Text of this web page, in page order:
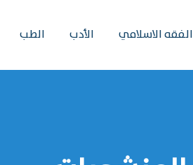
الفقه الاسلامي الأدب الطب